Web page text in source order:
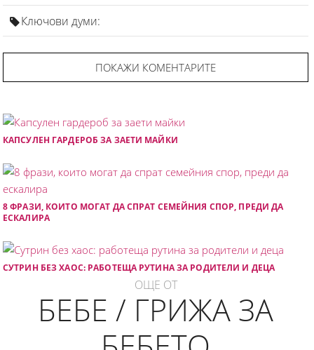
Ключови думи:
ПОКАЖИ КОМЕНТАРИТЕ
КАПСУЛЕН ГАРДЕРОБ ЗА ЗАЕТИ МАЙКИ
8 ФРАЗИ, КОИТО МОГАТ ДА СПРАТ СЕМЕЙНИЯ СПОР, ПРЕДИ ДА
ЕСКАЛИРА
СУТРИН БЕЗ ХАОС: РАБОТЕЩА РУТИНА ЗА РОДИТЕЛИ И ДЕЦА
ОЩЕ ОТ
БЕБЕ / ГРИЖА ЗА